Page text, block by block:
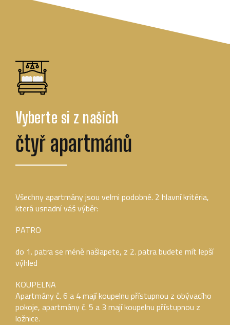
Vyberte si z našich
čtyř apartmánů
Všechny apartmány jsou velmi podobné. 2 hlavní kritéria,
která usnadní váš výběr:
PATRO
do 1. patra se méně našlapete, z 2. patra budete mít lepší
výhled
KOUPELNA
Apartmány č. 6 a 4 mají koupelnu přístupnou z obývacího
pokoje, apartmány č. 5 a 3 mají koupelnu přístupnou z
ložnice.